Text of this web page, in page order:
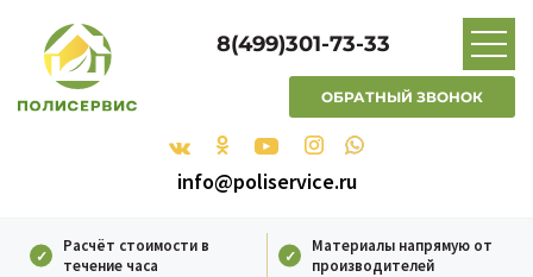
8(499)301-73-33
ОБРАТНЫЙ ЗВОНОК
info@poliservice.ru
Расчёт стоимости в
течение часа
Материалы напрямую от
производителей